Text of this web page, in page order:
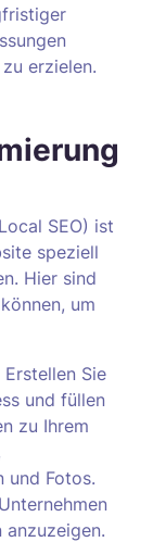
erzielen.
SEO) ist
speziell
Hier sind
um
Sie
und füllen
zu Ihrem
und Fotos.
anzuzeigen.